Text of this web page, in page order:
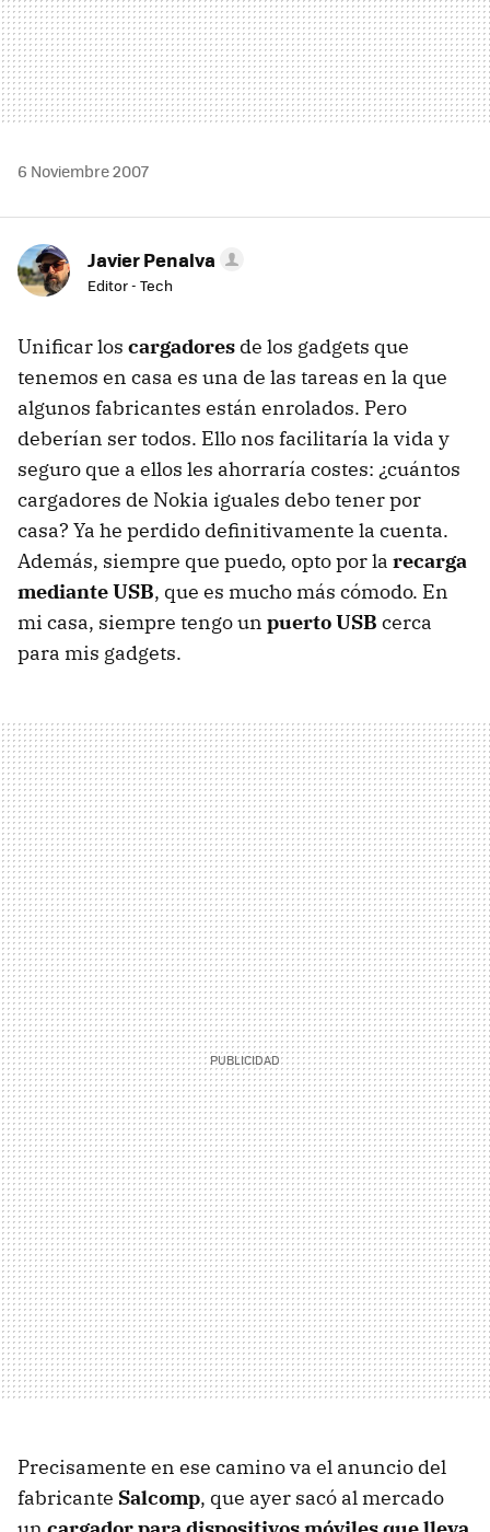
6 Noviembre 2007
Javier Penalva
Editor - Tech
Unificar los cargadores de los gadgets que
tenemos en casa es una de las tareas en la que
algunos fabricantes están enrolados. Pero
deberían ser todos. Ello nos facilitaría la vida y
seguro que a ellos les ahorraría costes: ¿cuántos
cargadores de Nokia iguales debo tener por
casa? Ya he perdido definitivamente la cuenta.
Además, siempre que puedo, opto por la recarga
mediante USB, que es mucho más cómodo. En
mi casa, siempre tengo un puerto USB cerca
para mis gadgets.
Precisamente en ese camino va el anuncio del
fabricante Salcomp, que ayer sacó al mercado